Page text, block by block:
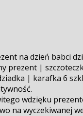
na dzień babci
prezent |
| karafka 6
wdzięku
na wyczekiwanej